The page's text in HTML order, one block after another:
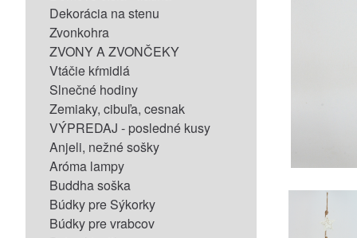
Dekorácia na stenu
Zvonkohra
ZVONY A ZVONČEKY
Vtáčie kŕmidlá
Slnečné hodiny
Zemiaky, cibuľa, cesnak
VÝPREDAJ - posledné kusy
Anjeli, nežné sošky
Aróma lampy
Buddha soška
Búdky pre Sýkorky
Búdky pre vrabcov